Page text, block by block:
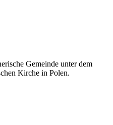
Gemeinde unter dem
Kirche in Polen.